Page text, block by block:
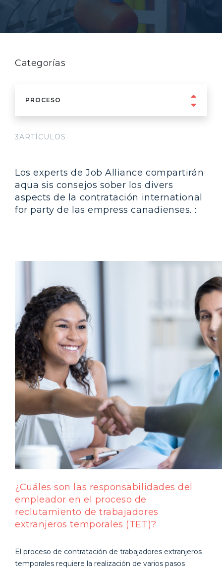
Categorías
PROCESO
3ARTÍCULOS
Los experts de Job Alliance compartirán
aqua sis consejos sober los divers
aspects de la contratación international
for party de las empress canadienses. :
¿Cuáles son las responsabilidades del
empleador en el proceso de
reclutamiento de trabajadores
extranjeros temporales (TET)?
El proceso de contratación de trabajadores extranjeros
temporales requiere la realización de varios pasos